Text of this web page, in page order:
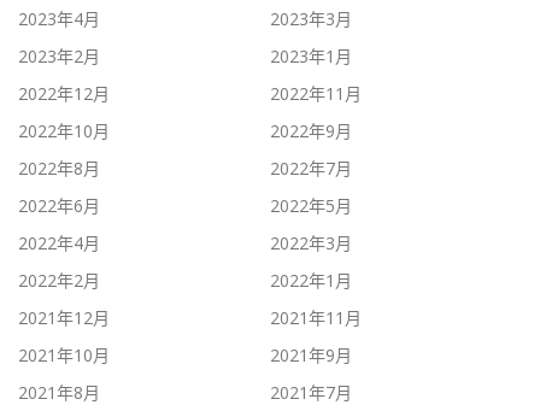
2023年4月
2023年3月
2023年2月
2023年1月
2022年12月
2022年11月
2022年10月
2022年9月
2022年8月
2022年7月
2022年6月
2022年5月
2022年4月
2022年3月
2022年2月
2022年1月
2021年12月
2021年11月
2021年10月
2021年9月
2021年8月
2021年7月